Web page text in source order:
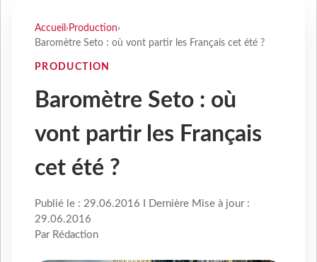
Accueil › Production›
Baromètre Seto : où vont partir les Français cet été ?
PRODUCTION
Baromètre Seto : où
vont partir les Français
cet été ?
Publié le : 29.06.2016 I Dernière Mise à jour :
29.06.2016
Par Rédaction